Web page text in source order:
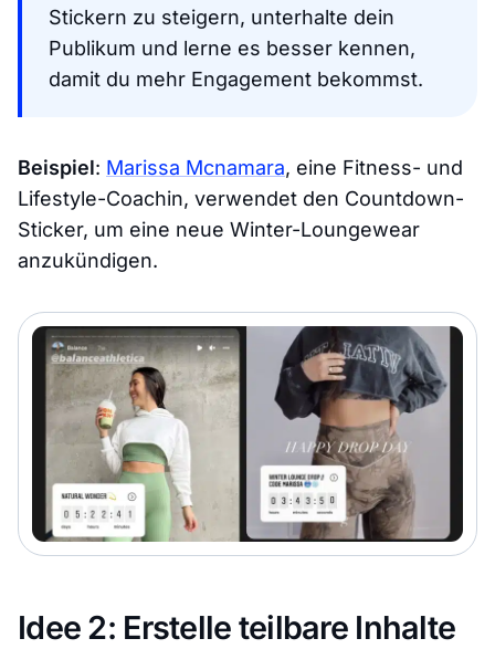
Stickern zu steigern, unterhalte dein
Publikum und lerne es besser kennen,
damit du mehr Engagement bekommst.
Beispiel: Marissa Mcnamara, eine Fitness- und
Lifestyle-Coachin, verwendet den Countdown-
Sticker, um eine neue Winter-Loungewear
anzukündigen.
Idee 2: Erstelle teilbare Inhalte